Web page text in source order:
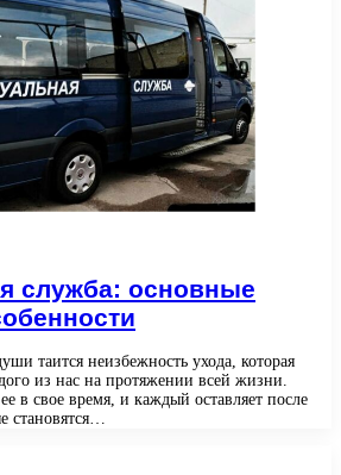
служба: основные
таится неизбежность ухода, которая
из нас на протяжении всей жизни.
в свое время, и каждый оставляет после
становятся…